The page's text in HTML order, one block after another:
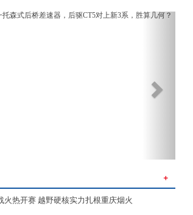
Next
＋
火热开赛 越野硬核实力扎根重庆烟火